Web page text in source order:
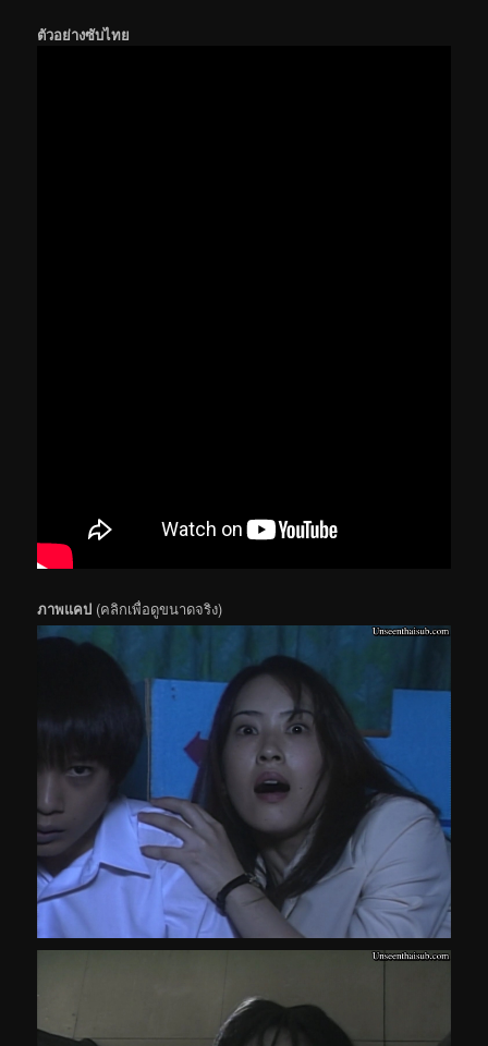
ตัวอย่างซับไทย
ภาพแคป (คลิกเพื่อดูขนาดจริง)